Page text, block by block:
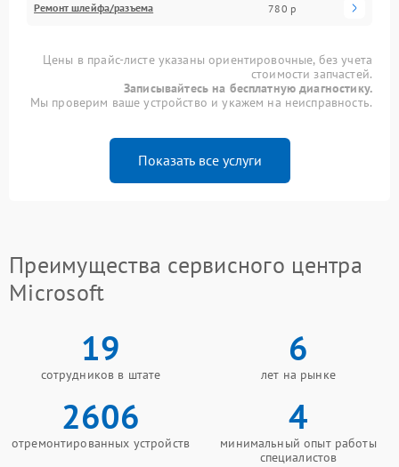
Ремонт шлейфа/разъема 780 р
Цены в прайс-листе указаны ориентировочные, без учета
стоимости запчастей.
Записывайтесь на бесплатную диагностику.
Мы проверим ваше устройство и укажем на неисправность.
Показать все услуги
Преимущества сервисного центра
Microsoft
19
сотрудников в штате
6
лет на рынке
2606
отремонтированных устройств
4
минимальный опыт работы
специалистов